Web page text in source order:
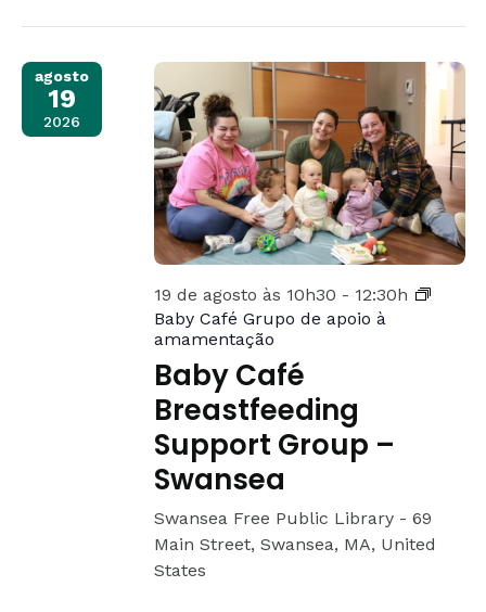
agosto
19
2026
19 de agosto às 10h30 - 12:30h
Baby Café Grupo de apoio à
amamentação
Baby Café
Breastfeeding
Support Group –
Swansea
Swansea Free Public Library - 69
Main Street, Swansea, MA, United
States